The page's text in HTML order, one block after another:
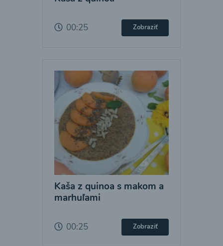
00:25 Zobraziť
Kaša z quinoa s makom a
marhuľami
00:25 Zobraziť